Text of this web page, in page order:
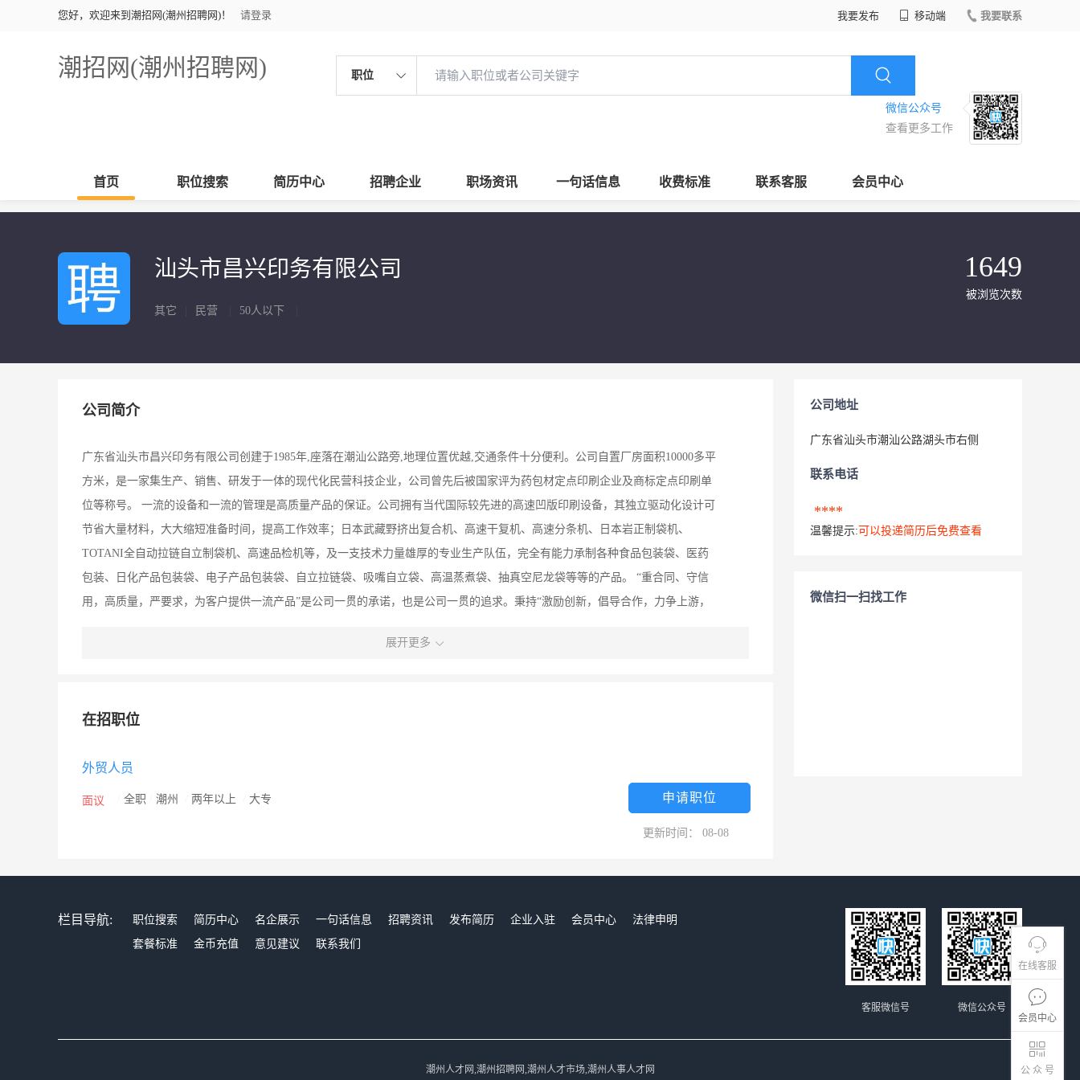
您好，欢迎来到潮招网(潮州招聘网)！ 请登录 我要发布 移动端 我要联系
潮招网(潮州招聘网) 职位
微信公众号
查看更多工作
首页 职位搜索 简历中心 招聘企业 职场资讯 一句话信息 收费标准 联系客服 会员中心
在线客服
会员中心
公 众 号
汕头市昌兴印务有限公司
其它 民营 50人以下
1649
被浏览次数
公司简介
广东省汕头市昌兴印务有限公司创建于1985年,座落在潮汕公路旁,地理位置优越,交通条件十分便利。公司自置厂房面积10000多平
方米，是一家集生产、销售、研发于一体的现代化民营科技企业，公司曾先后被国家评为药包材定点印刷企业及商标定点印刷单
位等称号。 一流的设备和一流的管理是高质量产品的保证。公司拥有当代国际较先进的高速凹版印刷设备，其独立驱动化设计可
节省大量材料，大大缩短准备时间，提高工作效率；日本武藏野挤出复合机、高速干复机、高速分条机、日本岩正制袋机、
TOTANI全自动拉链自立制袋机、高速品检机等，及一支技术力量雄厚的专业生产队伍，完全有能力承制各种食品包装袋、医药
包装、日化产品包装袋、电子产品包装袋、自立拉链袋、吸嘴自立袋、高温蒸煮袋、抽真空尼龙袋等等的产品。 “重合同、守信
用，高质量，严要求，为客户提供一流产品”是公司一贯的承诺，也是公司一贯的追求。秉持“激励创新，倡导合作，力争上游，
较为稳固的生产、销售网络。倡导“以人为本”的思想，不断引进各类专业人才和科学管理人才，积极参加各种行业活动，促进与
一道携手共进，共创美好明天！
展开更多
在招职位
外贸人员
面议 全职 潮州 两年以上 大专 申请职位
更新时间： 08-08
公司地址
广东省汕头市潮汕公路湖头市右侧
联系电话
****
温馨提示: 可以投递简历后免费查看
微信扫一扫找工作
栏目导航: 职位搜索 简历中心 名企展示 一句话信息 招聘资讯 发布简历 企业入驻 会员中心
法律申明
套餐标准
金币充值 意见建议 联系我们
微信公众号
客服微信号
潮州人才网,潮州招聘网,潮州人才市场,潮州人事人才网